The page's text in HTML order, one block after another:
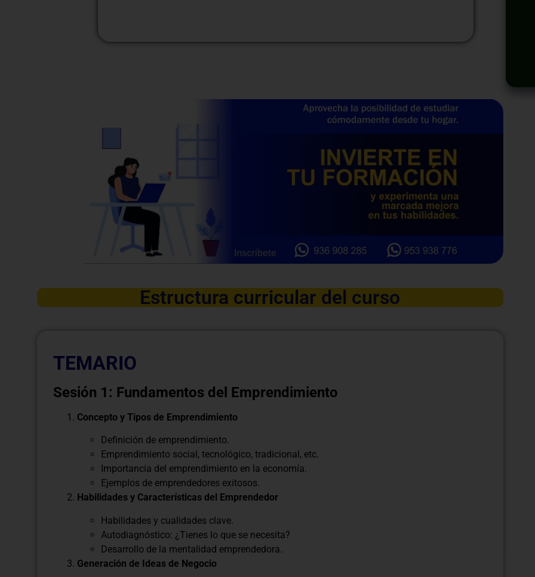
Estructura curricular del curso
TEMARIO
Sesión 1: Fundamentos del Emprendimiento
Concepto y Tipos de Emprendimiento
Definición de emprendimiento.
Emprendimiento social, tecnológico, tradicional, etc.
Importancia del emprendimiento en la economía.
Ejemplos de emprendedores exitosos.
Habilidades y Características del Emprendedor
Habilidades y cualidades clave.
Autodiagnóstico: ¿Tienes lo que se necesita?
Desarrollo de la mentalidad emprendedora.
Generación de Ideas de Negocio